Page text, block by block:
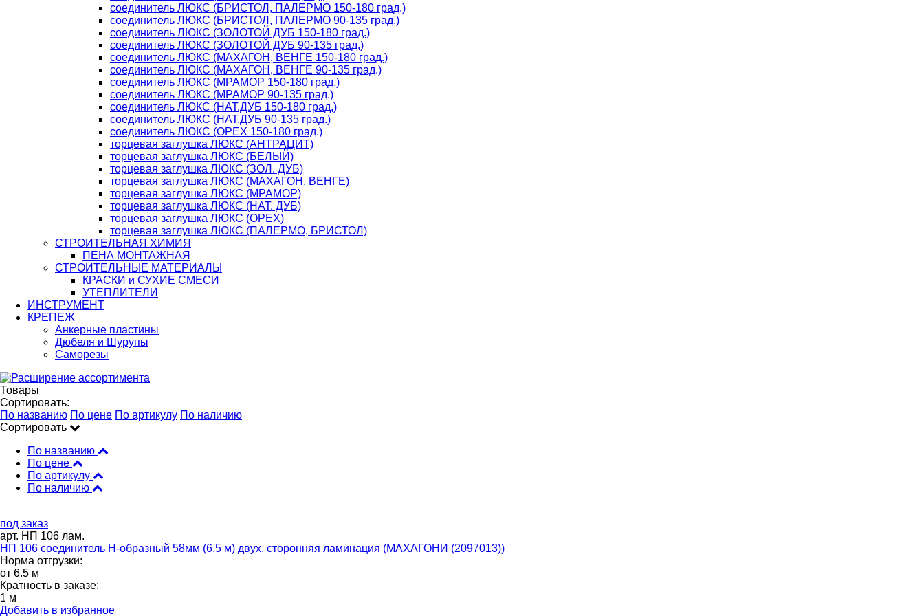
соединитель ЛЮКС (БРИСТОЛ, ПАЛЕРМО 150-180 град.)
соединитель ЛЮКС (БРИСТОЛ, ПАЛЕРМО 90-135 град.)
соединитель ЛЮКС (ЗОЛОТОЙ ДУБ 150-180 град.)
соединитель ЛЮКС (ЗОЛОТОЙ ДУБ 90-135 град.)
соединитель ЛЮКС (МАХАГОН, ВЕНГЕ 150-180 град.)
соединитель ЛЮКС (МАХАГОН, ВЕНГЕ 90-135 град.)
соединитель ЛЮКС (МРАМОР 150-180 град.)
соединитель ЛЮКС (МРАМОР 90-135 град.)
соединитель ЛЮКС (НАТ.ДУБ 150-180 град.)
соединитель ЛЮКС (НАТ.ДУБ 90-135 град.)
соединитель ЛЮКС (ОРЕХ 150-180 град.)
торцевая заглушка ЛЮКС (АНТРАЦИТ)
торцевая заглушка ЛЮКС (БЕЛЫЙ)
торцевая заглушка ЛЮКС (ЗОЛ. ДУБ)
торцевая заглушка ЛЮКС (МАХАГОН, ВЕНГЕ)
торцевая заглушка ЛЮКС (МРАМОР)
торцевая заглушка ЛЮКС (НАТ. ДУБ)
торцевая заглушка ЛЮКС (ОРЕХ)
торцевая заглушка ЛЮКС (ПАЛЕРМО, БРИСТОЛ)
СТРОИТЕЛЬНАЯ ХИМИЯ
ПЕНА МОНТАЖНАЯ
СТРОИТЕЛЬНЫЕ МАТЕРИАЛЫ
КРАСКИ и СУХИЕ СМЕСИ
УТЕПЛИТЕЛИ
ИНСТРУМЕНТ
КРЕПЕЖ
Анкерные пластины
Дюбеля и Шурупы
Саморезы
Товары
Сортировать:
По названию По цене По артикулу По наличию
Сортировать
По названию
По цене
По артикулу
По наличию
под заказ
арт. НП 106 лам.
НП 106 соединитель Н-образный 58мм (6,5 м) двух. сторонняя ламинация (МАХАГОНИ (2097013))
Норма отгрузки:
от 6.5 м
Кратность в заказе:
1 м
Добавить в избранное